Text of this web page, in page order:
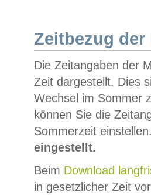
Zeitbezug der
Die Zeitangaben der
Zeit dargestellt. Dies
Wechsel im Sommer
können Sie die
Sommerzeit
eingestellt.
Beim Download
in gesetzlicher Zeit